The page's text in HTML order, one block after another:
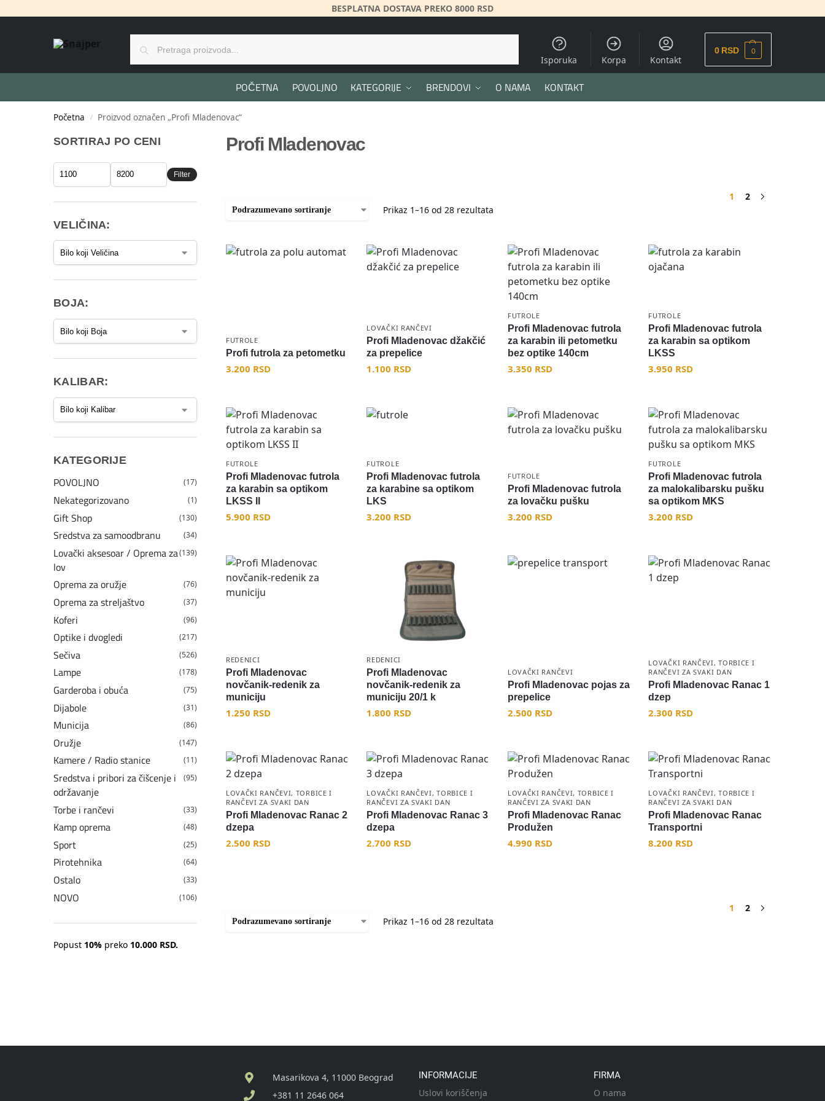
BESPLATNA DOSTAVA PREKO 8000 RSD
Isporuka Korpa Kontakt
0 RSD 0
POČETNA POVOLJNO KATEGORIJE BRENDOVI O NAMA KONTAKT
Početna / Proizvod označen „Profi Mladenovac“
Profi Mladenovac
Prikaz 1–16 od 28 rezultata
1 2
FUTROLE
Profi futrola za petometku
3.200 RSD
LOVAČKI RANČEVI
Profi Mladenovac džakčić
za prepelice
1.100 RSD
FUTROLE
Profi Mladenovac futrola
za karabin ili petometku
bez optike 140cm
3.350 RSD
FUTROLE
Profi Mladenovac futrola
za karabin sa optikom
LKSS
3.950 RSD
FUTROLE
Profi Mladenovac futrola
za karabin sa optikom
LKSS II
5.900 RSD
FUTROLE
Profi Mladenovac futrola
za karabine sa optikom
LKS
3.200 RSD
FUTROLE
Profi Mladenovac futrola
za lovačku pušku
3.200 RSD
FUTROLE
Profi Mladenovac futrola
za malokalibarsku pušku
sa optikom MKS
3.200 RSD
REDENICI
Profi Mladenovac
novčanik-redenik za
municiju
1.250 RSD
REDENICI
Profi Mladenovac
novčanik-redenik za
municiju 20/1 k
1.800 RSD
LOVAČKI RANČEVI
Profi Mladenovac pojas za
prepelice
2.500 RSD
LOVAČKI RANČEVI,TORBICE I
RANČEVI ZA SVAKI DAN
Profi Mladenovac Ranac 1
dzep
2.300 RSD
LOVAČKI RANČEVI, TORBICE I
RANČEVI ZA SVAKI DAN
Profi Mladenovac Ranac 2
dzepa
2.500 RSD
LOVAČKI RANČEVI,TORBICE I
RANČEVI ZA SVAKI DAN
Profi Mladenovac Ranac 3
dzepa
2.700 RSD
LOVAČKI RANČEVI, TORBICE I
RANČEVI ZA SVAKI DAN
Profi Mladenovac Ranac
Produžen
4.990 RSD
LOVAČKI RANČEVI,TORBICE I
RANČEVI ZA SVAKI DAN
Profi Mladenovac Ranac
Transportni
8.200 RSD
Prikaz 1–16 od 28 rezultata
1 2
SORTIRAJ PO CENI
Filter
VELIČINA:
BOJA:
KALIBAR:
KATEGORIJE
POVOLJNO (17)
Nekategorizovano (1)
Gift Shop (130)
Sredstva za samoodbranu (34)
Lovački aksesoar / Oprema za
lov
(139)
Oprema za oružje (76)
Oprema za streljaštvo (37)
Koferi (96)
Optike i dvogledi (217)
Sečiva (526)
Lampe (178)
Garderoba i obuća (75)
Dijabole (31)
Municija (86)
Oružje (147)
Kamere / Radio stanice (11)
Sredstva i pribori za čišcenje i
održavanje
(95)
Torbe i rančevi (33)
Kamp oprema (48)
Sport (25)
Pirotehnika (64)
Ostalo (33)
NOVO (106)
Popust 10% preko 10.000 RSD.
Masarikova 4, 11000 Beograd
+381 11 2646 064
INFORMACIJE
Uslovi koriščenja
FIRMA
O nama